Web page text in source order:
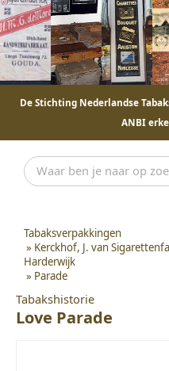
De Stichting Nederlandse
ANBI
Tabaksverpakkingen
» Kerckhof, J. van
Harderwijk
» Parade
Tabakshistorie
Love Parade